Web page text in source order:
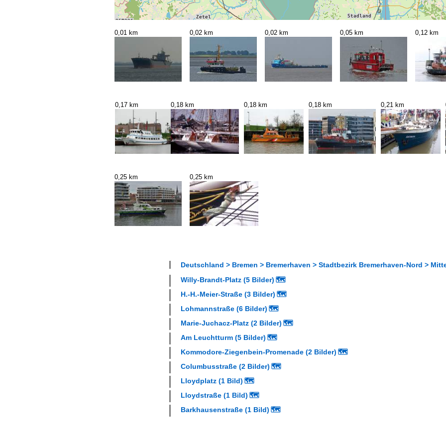
0,01 km 0,02 km 0,02 km 0,05 km 0,12 km
0,17 km 0,18 km 0,18 km 0,18 km 0,21 km
0,25 km 0,25 km
Deutschland > Bremen > Bremerhaven > Stadtbezirk Bremerhaven-Nord >
Willy-Brandt-Platz (5 Bilder) 🗺
H.-H.-Meier-Straße (3 Bilder) 🗺
Lohmannstraße (6 Bilder) 🗺
Marie-Juchacz-Platz (2 Bilder) 🗺
Am Leuchtturm (5 Bilder) 🗺
Kommodore-Ziegenbein-Promenade (2 Bilder) 🗺
Columbusstraße (2 Bilder) 🗺
Lloydplatz (1 Bild) 🗺
Lloydstraße (1 Bild) 🗺
Barkhausenstraße (1 Bild) 🗺